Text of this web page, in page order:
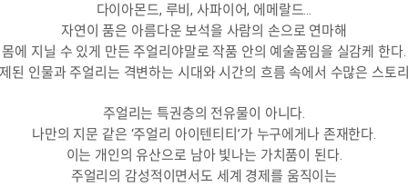
다이아몬드, 루비, 사파이어, 에메랄드…
자연이 품은 아름다운 보석을 사람의 손으로 연마해
몸에 지닐 수 있게 만든 주얼리야말로 작품 안의 예술품임을 실감케 한다.
된 인물과 주얼리는 격변하는 시대와 시간의 흐름 속에서 수많은 스토
주얼리는 특권층의 전유물이 아니다.
나만의 지문 같은 ‘주얼리 아이텐티티’가 누구에게나 존재한다.
이는 개인의 유산으로 남아 빛나는 가치품이 된다.
주얼리의 감성적이면서도 세계 경제를 움직이는